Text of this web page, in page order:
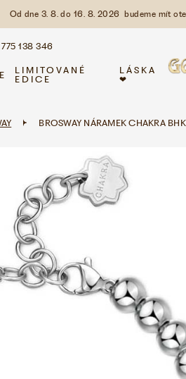
Od dne 3. 8. do 16. 8. 2026 budeme mít
138 346
LIMITOVANÉ
EDICE
LÁSKA
❤
BROSWAY NÁRAMEK CHAKRA